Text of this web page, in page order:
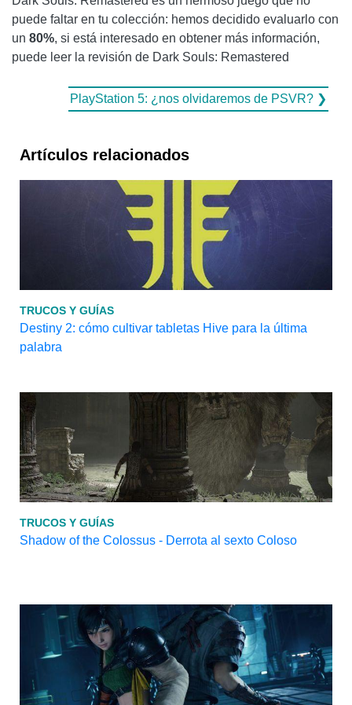
puede faltar en tu colección: hemos decidido evaluarlo con
un 80%, si está interesado en obtener más información,
puede leer la revisión de Dark Souls: Remastered
PlayStation 5: ¿nos olvidaremos de PSVR? ❯
Artículos relacionados
TRUCOS Y GUÍAS
Destiny 2: cómo cultivar tabletas Hive para la última
palabra
TRUCOS Y GUÍAS
Shadow of the Colossus - Derrota al sexto Coloso